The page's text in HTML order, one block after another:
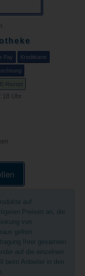
Pay Kreditkarte
E-Rezept
Uhr
auf
Preisen an, die
von
gelten.
Ihrer gesamten
auf die einzelnen
beim Anbieter in den